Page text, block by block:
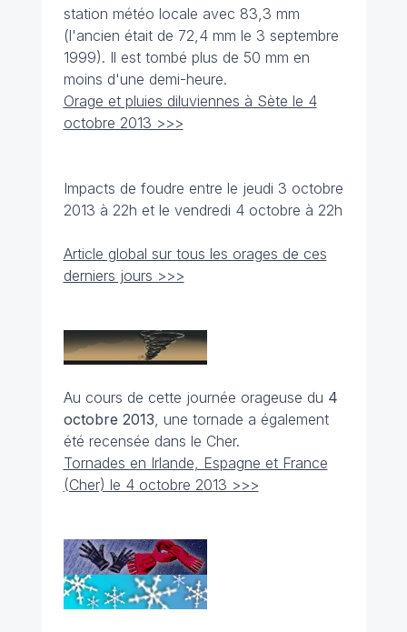
station météo locale avec 83,3 mm
(l'ancien était de 72,4 mm le 3 septembre
1999). Il est tombé plus de 50 mm en
moins d'une demi-heure.
Orage et pluies diluviennes à Sète le 4
octobre 2013 >>>
Impacts de foudre entre le jeudi 3 octobre
2013 à 22h et le vendredi 4 octobre à 22h
Article global sur tous les orages de ces
derniers jours >>>
Au cours de cette journée orageuse du 4
octobre 2013, une tornade a également
été recensée dans le Cher.
Tornades en Irlande, Espagne et France
(Cher) le 4 octobre 2013 >>>